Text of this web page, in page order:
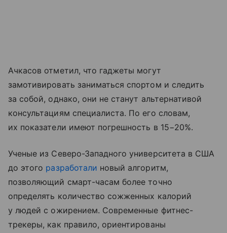
Ачкасов отметил, что гаджеты могут
замотивировать заниматься спортом и следить
за собой, однако, они не станут альтернативой
консультациям специалиста. По его словам,
их показатели имеют погрешность в 15−20%.
Ученые из Северо-Западного университета в США
до этого разработали новый алгоритм,
позволяющий смарт-часам более точно
определять количество сожженных калорий
у людей с ожирением. Современные фитнес-
трекеры, как правило, ориентированы